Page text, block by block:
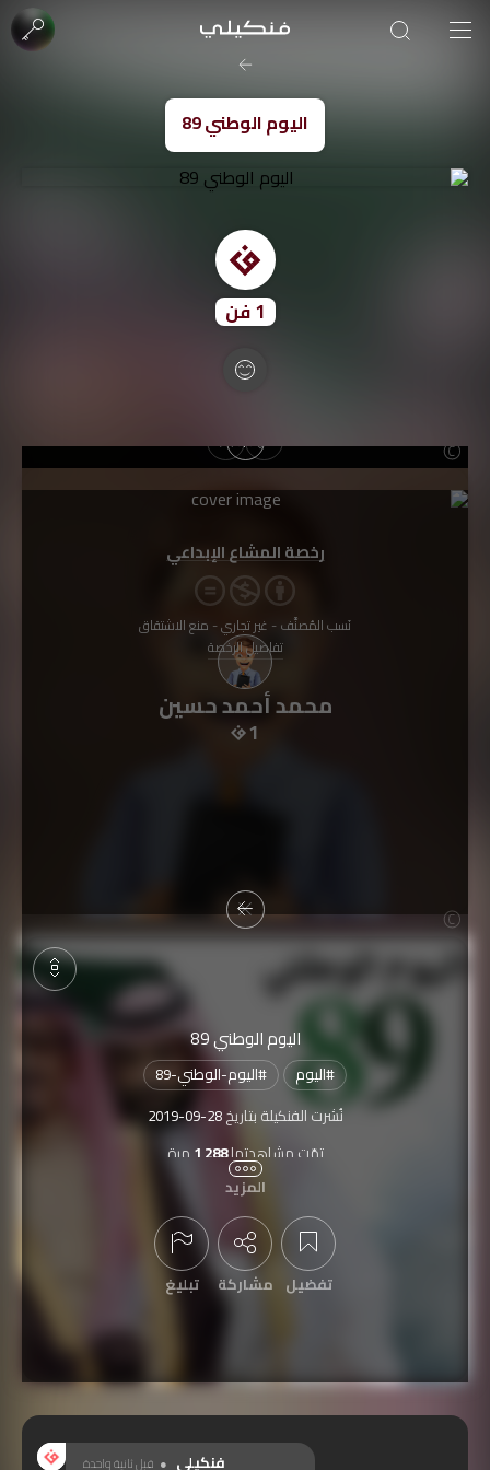
اليوم الوطني 89
1فن
محمد أحمد حسين
1
اليوم الوطني 89
#اليوم #اليوم-الوطني-89
نُشرت الفنكيلة بتاريخ2019-09-28
تمّت مشاهدتها1,288 مرة
مشتركة بمسابقة
اليوم الوطني السعودي 89 لعام 2019
المزيد
تفضيل مشاركة تبليغ
رخصة المشاع الإبداعي
نَسب المُصنَّف - غير تجاري - منع الاشتقاق
تفاصيل الرخصة
صورة الغلاف من فن
SOUFIANE Abid
فنكيلي قبل ثانية واحدة